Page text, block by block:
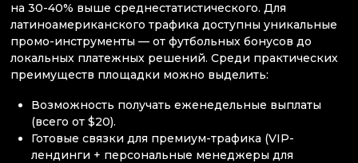
на 30-40% выше среднестатистического. Для
латиноамериканского трафика доступны уникальные
промо-инструменты — от футбольных бонусов до
локальных платежных решений. Среди практических
преимуществ площадки можно выделить:
Возможность получать еженедельные выплаты
(всего от $20).
Готовые связки для премиум-трафика (VIP-
лендинги + персональные менеджеры для